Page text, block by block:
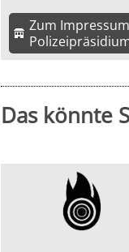
Zum
Das könnte